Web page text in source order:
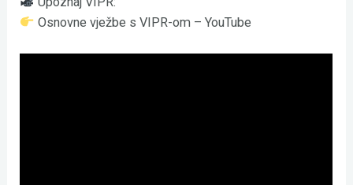
Osnovne vježbe s VIPR-om – YouTube